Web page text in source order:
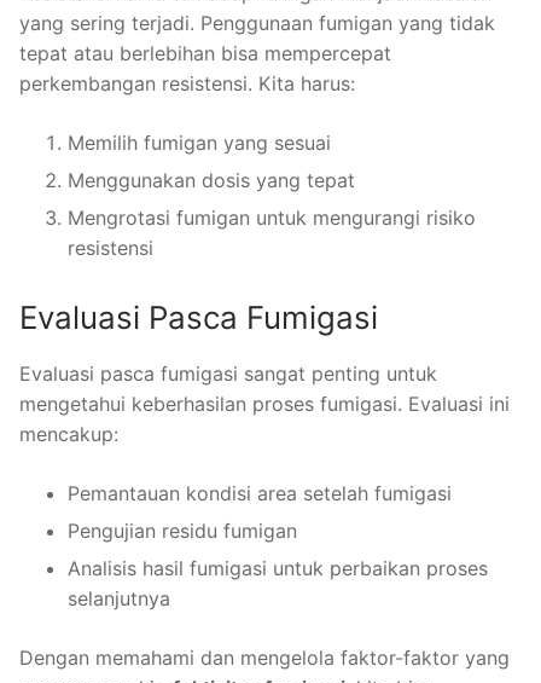
yang sering terjadi. Penggunaan fumigan yang tidak
tepat atau berlebihan bisa mempercepat
perkembangan resistensi. Kita harus:
Memilih fumigan yang sesuai
Menggunakan dosis yang tepat
Mengrotasi fumigan untuk mengurangi risiko
resistensi
Evaluasi Pasca Fumigasi
Evaluasi pasca fumigasi sangat penting untuk
mengetahui keberhasilan proses fumigasi. Evaluasi ini
mencakup:
Pemantauan kondisi area setelah fumigasi
Pengujian residu fumigan
Analisis hasil fumigasi untuk perbaikan proses
selanjutnya
Dengan memahami dan mengelola faktor-faktor yang